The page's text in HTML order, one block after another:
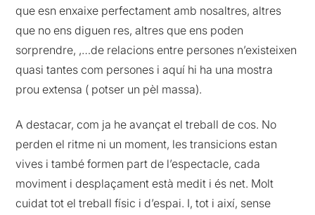
que esn enxaixe perfectament amb nosaltres, altres
que no ens diguen res, altres que ens poden
sorprendre, ,…de relacions entre persones n’existeixen
quasi tantes com persones i aquí hi ha una mostra
prou extensa ( potser un pèl massa).
A destacar, com ja he avançat el treball de cos. No
perden el ritme ni un moment, les transicions estan
vives i també formen part de l’espectacle, cada
moviment i desplaçament està medit i és net. Molt
cuidat tot el treball físic i d’espai. I, tot i així, sense